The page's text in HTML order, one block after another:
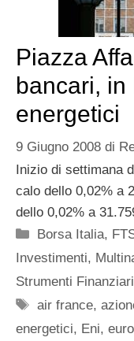
Piazza
bancari,
energetici
9 Giugno 2008 di
Inizio di settimana
calo dello 0,02% a
dello 0,02% a
Categorie
Borsa Italia,
Investimenti,
Strumenti Finanziari
Tag
air france,
energetici, Eni, euro